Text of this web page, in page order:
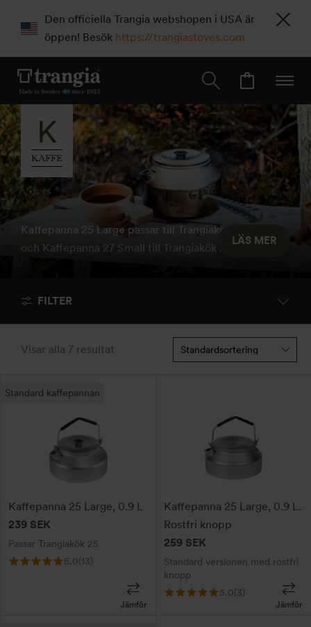
Den officiella Trangia webshopen i USA är
öppen! Besök https://trangiastoves.com
Kaffepanna 25 Large passar till Trangiakök 25 Large
och Kaffepanna 27 Small till Trangiakök 27 Small
LÄS MER
K
KAFFE
FILTER
Visar alla 7 resultat
Kaffepanna 25 Large, 0.9 L
239 SEK
Passar Trangiakök 25
5.0(13)
Standard kaffepannan
Jämför
Kaffepanna 25 Large, 0.9 L.
Rostfri knopp
259 SEK
Standard versionen med rostfri
knopp
5.0(3)
Jämför